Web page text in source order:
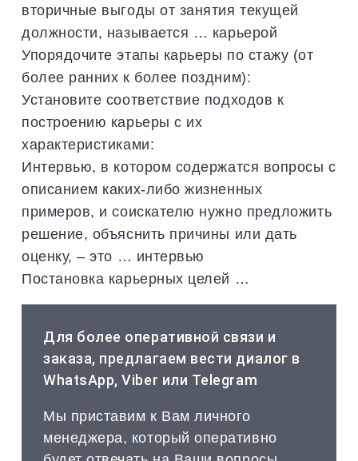
вторичные выгоды от занятия текущей
должности, называется … карьерой
Упорядочите этапы карьеры по стажу (от
более ранних к более поздним):
Установите соответствие подходов к
построению карьеры с их
характеристиками:
Интервью, в котором содержатся вопросы с
описанием каких-либо жизненных
примеров, и соискателю нужно предложить
решение, объяснить причины или дать
оценку, – это … интервью
Постановка карьерных целей …
Для более оперативной связи и
заказа, предлагаем вести диалог в
WhatsApp, Viber или Telegram
Мы приставим к Вам личного
менеджера, который оперативно